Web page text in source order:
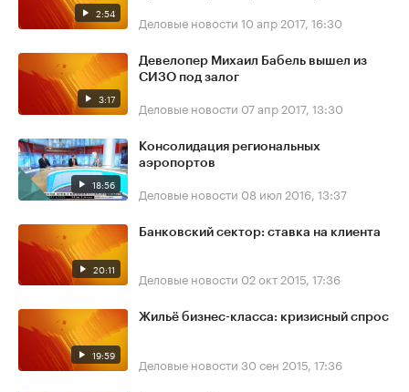
2:54 Деловые новости 10 апр 2017, 16:30
3:17
Девелопер Михаил Бабель вышел из
СИЗО под залог
Деловые новости 07 апр 2017, 13:30
18:56
Консолидация региональных
аэропортов
Деловые новости 08 июл 2016, 13:37
20:11
Банковский сектор: ставка на клиента
Деловые новости 02 окт 2015, 17:36
19:59
Жильё бизнес-класса: кризисный спрос
Деловые новости 30 сен 2015, 17:36